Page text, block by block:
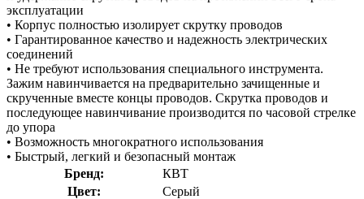
эксплуатации
• Корпус полностью изолирует скрутку проводов
• Гарантированное качество и надежность электрических
соединений
• Не требуют использования специального инструмента.
Зажим навинчивается на предварительно зачищенные и
скрученные вместе концы проводов. Скрутка проводов и
последующее навинчивание производится по часовой стрелке
до упора
• Возможность многократного использования
• Быстрый, легкий и безопасный монтаж
Бренд:
КВТ
Цвет:
Серый